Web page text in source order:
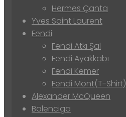
Hermes Çanta
Yves Saint Laurent
Fendi
Fendi Atkı Şal
Fendi Ayakkabı
Fendi Kemer
Fendi Mont(T-Shirt)
Alexander McQueen
Balenciga